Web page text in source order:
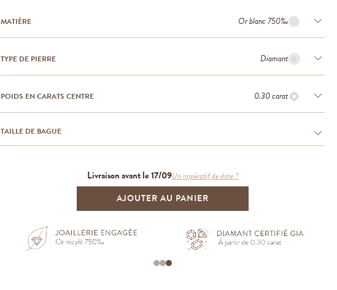
MATIÈRE Or blanc 750‰
TYPE DE PIERRE Diamant
POIDS EN CARATS CENTRE 0.30 carat
TAILLE DE BAGUE
Livraison avant le 17/09Un impératif de date ?
AJOUTER AU PANIER